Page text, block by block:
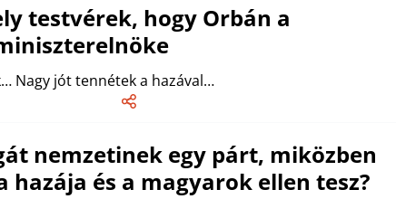
testvérek, hogy Orbán a
Nagy jót tennétek a hazával…
nemzetinek egy párt, miközben
hazája és a magyarok ellen tesz?